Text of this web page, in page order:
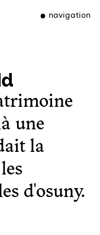
navigation
une
la
d'osuny.